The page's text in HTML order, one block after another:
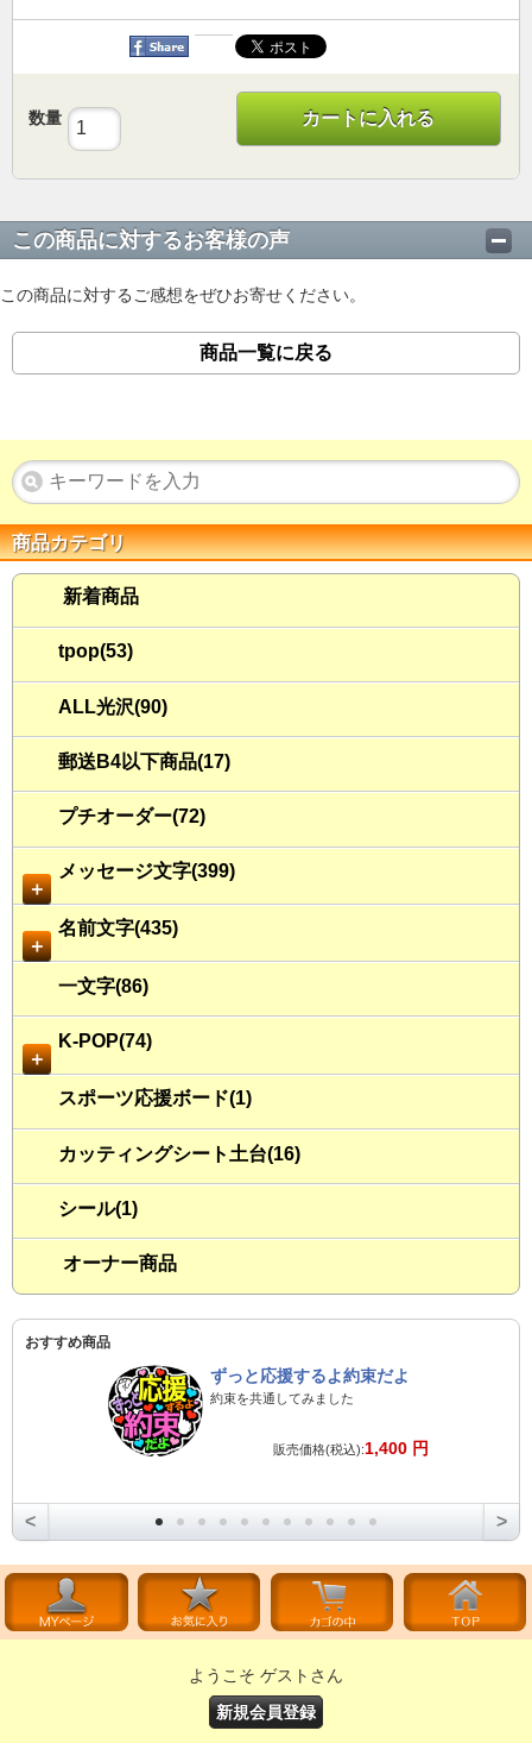
数量 カートに入れる
この商品に対するお客様の声
この商品に対するご感想をぜひお寄せください。
商品一覧に戻る
商品カテゴリ
新着商品
tpop(53)
ALL光沢(90)
郵送B4以下商品(17)
プチオーダー(72)
＋
メッセージ文字(399)
＋
名前文字(435)
一文字(86)
＋
K-POP(74)
スポーツ応援ボード(1)
カッティングシート土台(16)
シール(1)
オーナー商品
おすすめ商品
ずっと応援するよ約束だよ
約束を共通してみました
販売価格(税込):1,400 円
< >
ようこそ ゲストさん
新規会員登録